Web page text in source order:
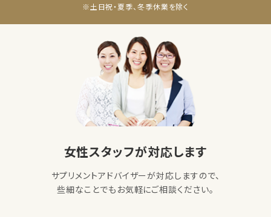
※土日祝・夏季、冬季休業を除く
女性スタッフが対応します
サプリメントアドバイザーが対応しますので、
些細なことでもお気軽にご相談ください。